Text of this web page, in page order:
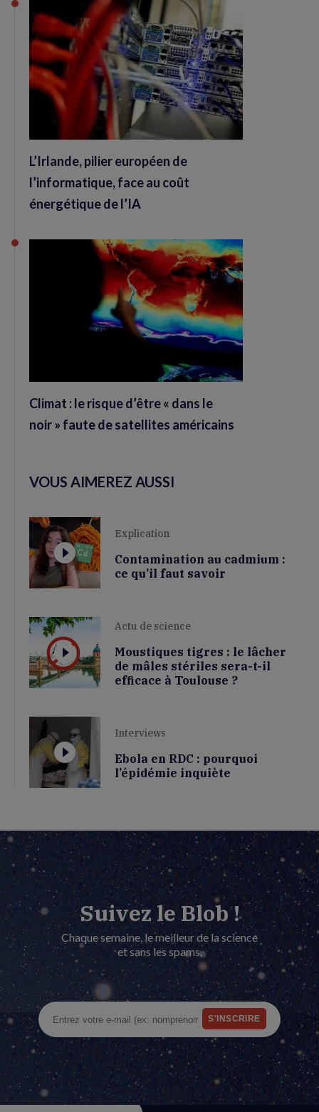
L’Irlande, pilier européen de
l’informatique, face au coût
énergétique de l’IA
Climat : le risque d’être « dans le
noir » faute de satellites américains
VOUS AIMEREZ AUSSI
Explication
Contamination au cadmium :
ce qu’il faut savoir
Actu de science
Moustiques tigres : le lâcher
de mâles stériles sera-t-il
efficace à Toulouse ?
Interviews
Ebola en RDC : pourquoi
l’épidémie inquiète
Suivez le Blob !
Chaque semaine, le meilleur de la science
et sans les spams.